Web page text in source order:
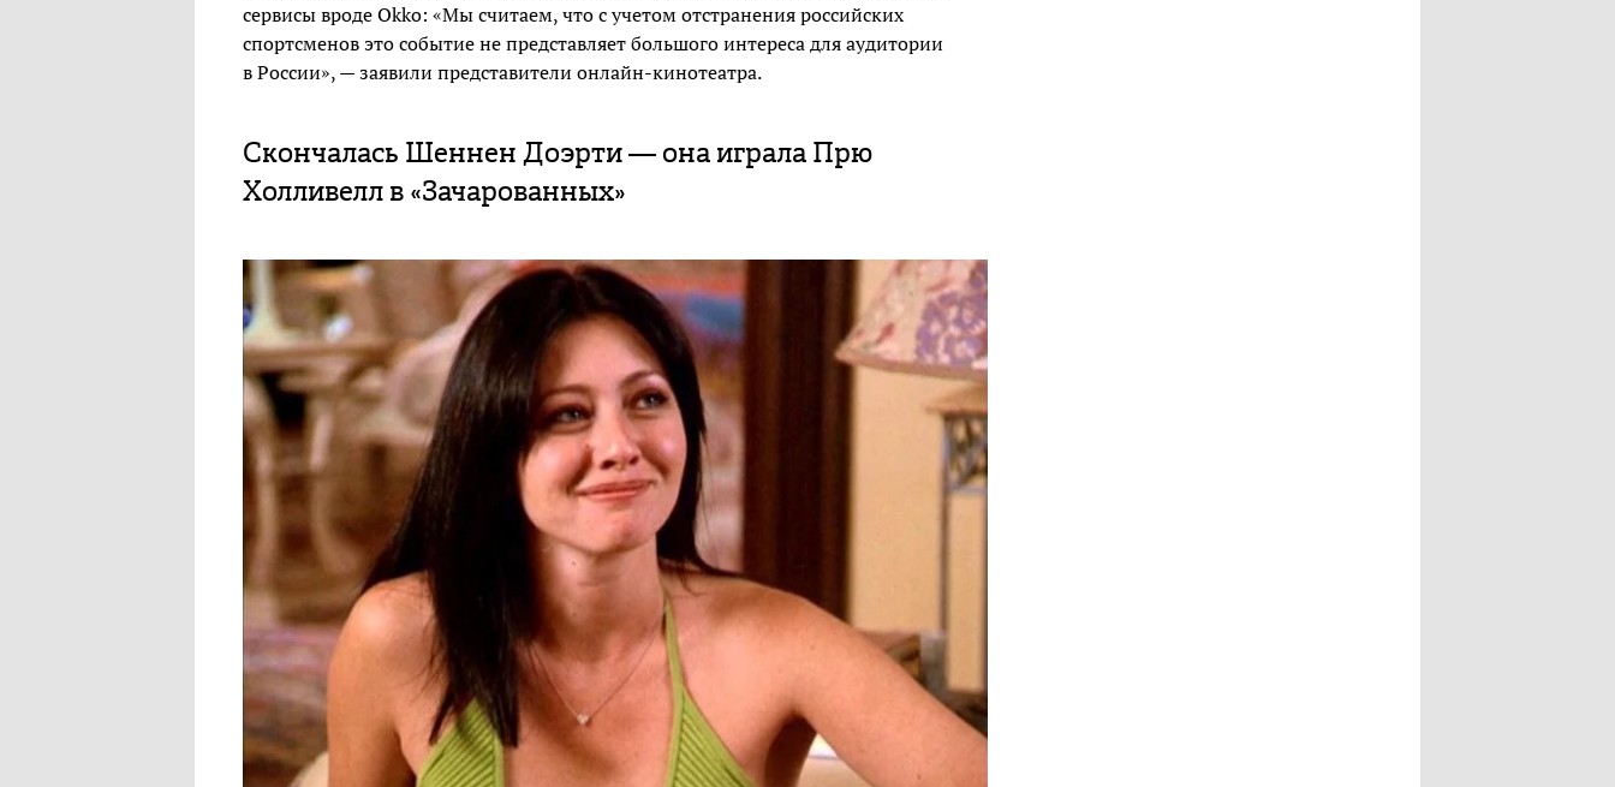
сервисы вроде Okko: «Мы считаем, что с учетом отстранения российских
спортсменов это событие не представляет большого интереса для аудитории
в России», — заявили представители онлайн-кинотеатра.
Скончалась Шеннен Доэрти — она играла Прю
Холливелл в «Зачарованных»